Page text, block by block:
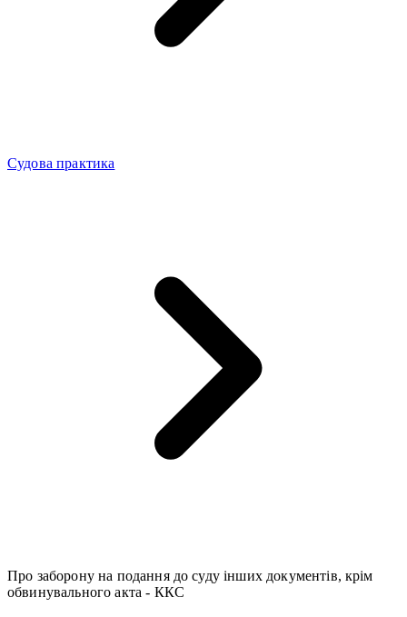
Судова практика
Про заборону на подання до суду інших документів, крім
обвинувального акта - ККС